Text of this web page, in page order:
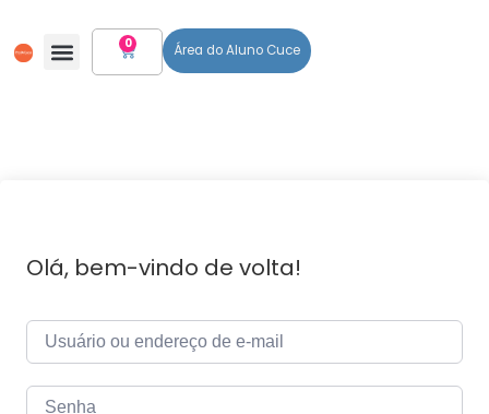
0 Área do Aluno Cuce
Olá, bem-vindo de volta!